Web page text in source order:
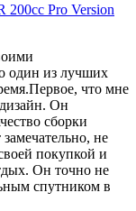
Pro Version
один из лучших
что мне
Он
сборки
не
покупкой и
Он точно не
спутником в